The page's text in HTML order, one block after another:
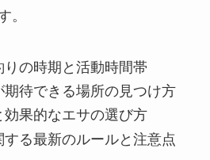
。
の時期と活動時間帯
待できる場所の見つけ方
果的なエサの選び方
る最新のルールと注意点